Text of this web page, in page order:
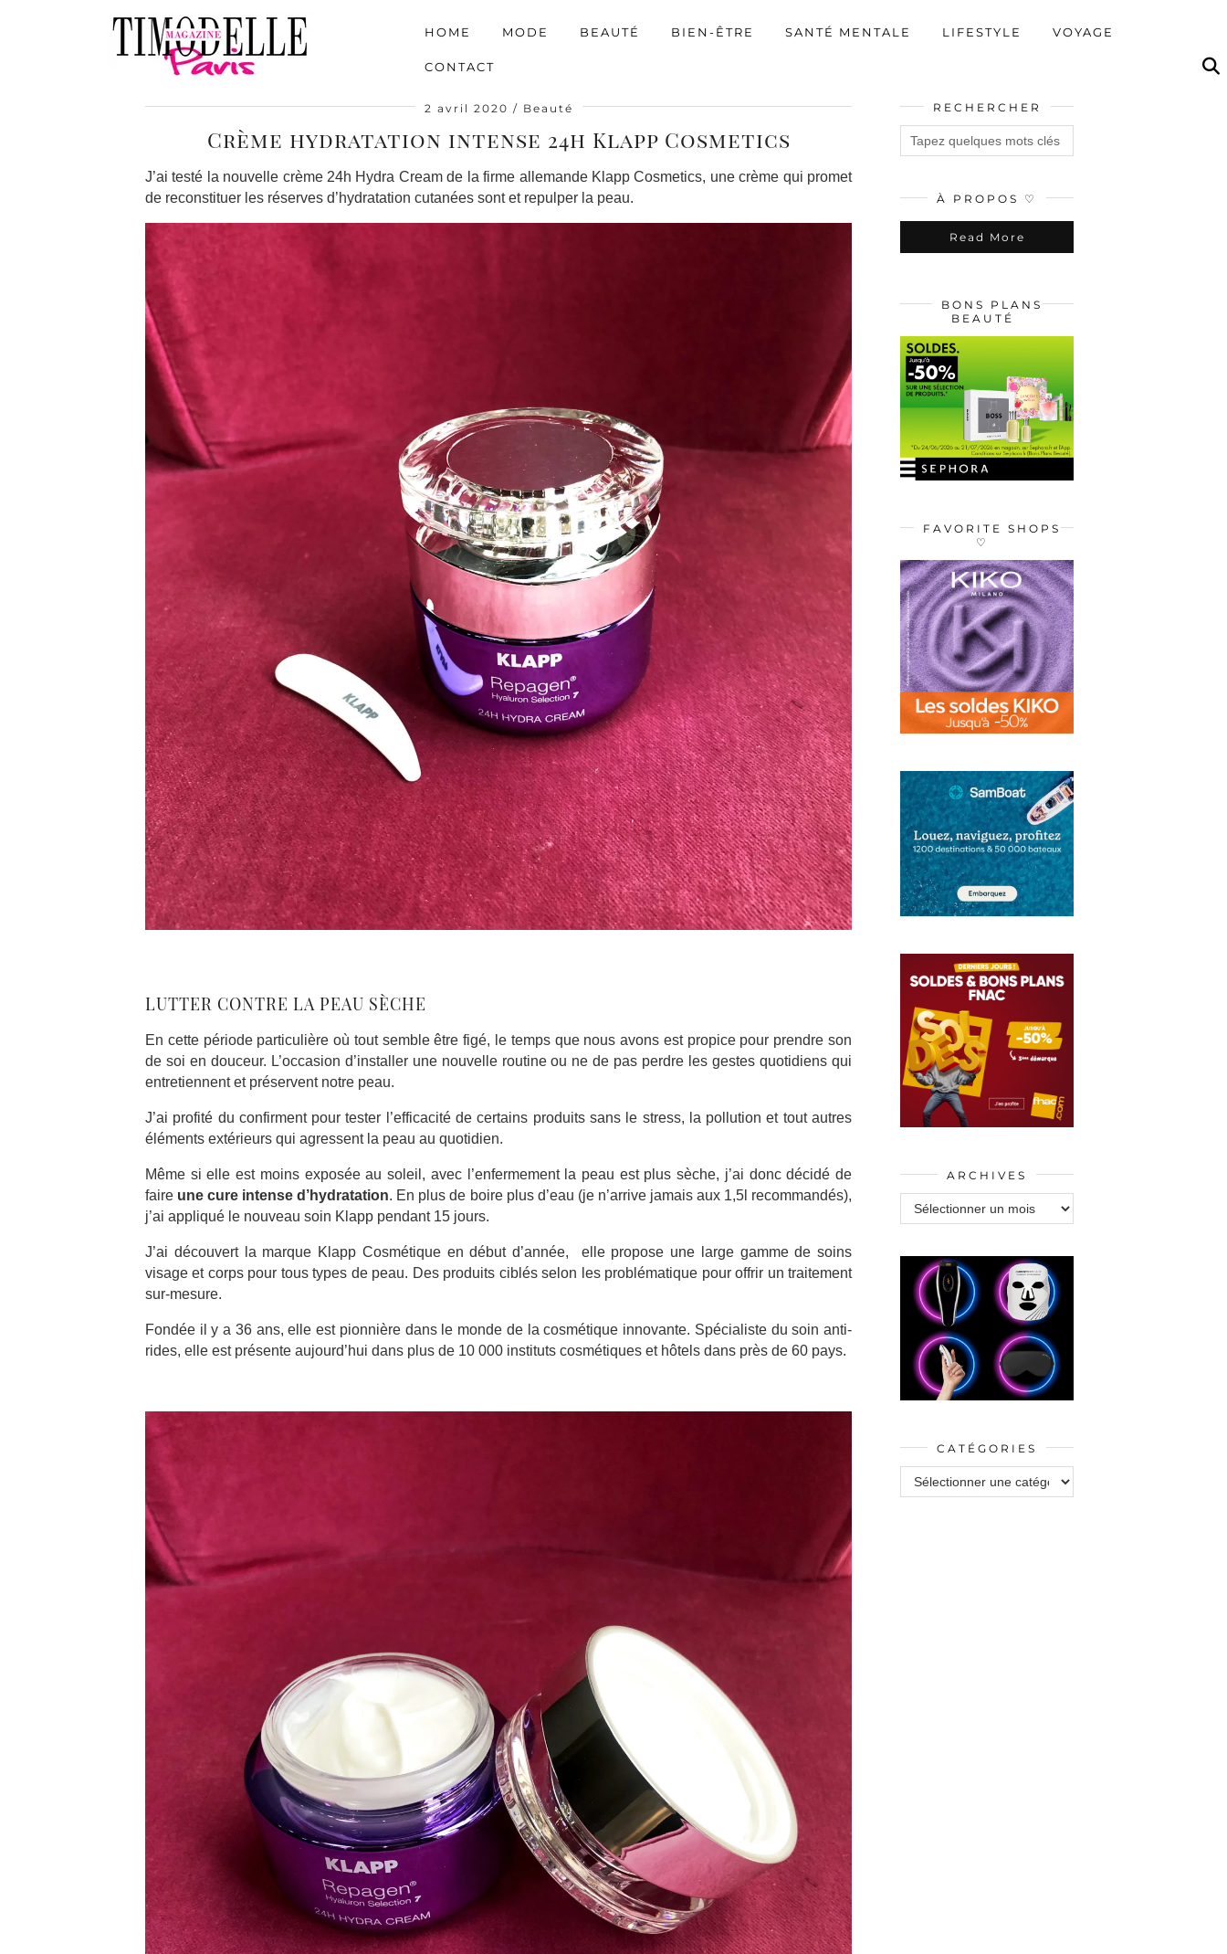
HOME MODE BEAUTÉ BIEN-ÊTRE SANTÉ MENTALE LIFESTYLE VOYAGE
CONTACT
2 avril 2020 Beauté
Crème hydratation intense 24h Klapp Cosmetics
J’ai testé la nouvelle crème 24h Hydra Cream de la firme allemande Klapp Cosmetics, une crème qui promet
de reconstituer les réserves d’hydratation cutanées sont et repulper la peau.
LUTTER CONTRE LA PEAU SÈCHE
En cette période particulière où tout semble être figé, le temps que nous avons est propice pour prendre son
de soi en douceur. L’occasion d’installer une nouvelle routine ou ne de pas perdre les gestes quotidiens qui
entretiennent et préservent notre peau.
J’ai profité du confirment pour tester l’efficacité de certains produits sans le stress, la pollution et tout autres
éléments extérieurs qui agressent la peau au quotidien.
Même si elle est moins exposée au soleil, avec l’enfermement la peau est plus sèche, j’ai donc décidé de
faire une cure intense d’hydratation. En plus de boire plus d’eau (je n’arrive jamais aux 1,5l recommandés),
j’ai appliqué le nouveau soin Klapp pendant 15 jours.
J’ai découvert la marque Klapp Cosmétique en début d’année, elle propose une large gamme de soins
visage et corps pour tous types de peau. Des produits ciblés selon les problématique pour offrir un traitement
sur-mesure.
Fondée il y a 36 ans, elle est pionnière dans le monde de la cosmétique innovante. Spécialiste du soin anti-
rides, elle est présente aujourd’hui dans plus de 10 000 instituts cosmétiques et hôtels dans près de 60 pays.
RECHERCHER
À PROPOS ♡
Read More
BONS PLANS
BEAUTÉ
FAVORITE SHOPS
♡
ARCHIVES
Archives
CATÉGORIES
Catégories